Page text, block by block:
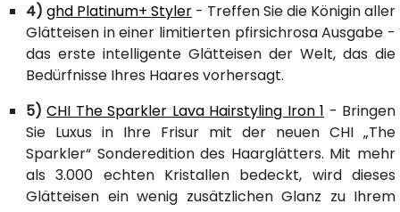
4) ghd Platinum+ Styler - Treffen Sie die Königin aller
Glätteisen in einer limitierten pfirsichrosa Ausgabe -
das erste intelligente Glätteisen der Welt, das die
Bedürfnisse Ihres Haares vorhersagt.
5) CHI The Sparkler Lava Hairstyling Iron 1 - Bringen
Sie Luxus in Ihre Frisur mit der neuen CHI „The
Sparkler“ Sonderedition des Haarglätters. Mit mehr
als 3.000 echten Kristallen bedeckt, wird dieses
Glätteisen ein wenig zusätzlichen Glanz zu Ihrem